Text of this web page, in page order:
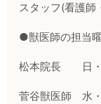
スタッフ(看護師
●獣医師の担当
松本院長 日・
菅谷獣医師 水・